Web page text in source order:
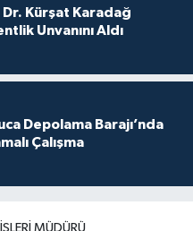
Dr. Kürşat Karadağ
Unvanını Aldı
Depolama Barajı’nda
Çalışma
MÜDÜRÜ